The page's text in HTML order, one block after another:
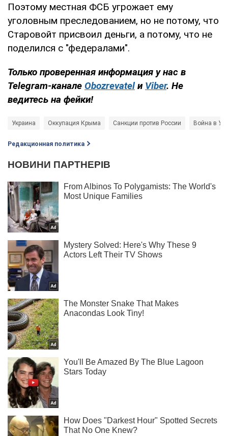
Поэтому местная ФСБ угрожает ему
уголовным преследованием, но не потому, что
Старовойт присвоил деньги, а потому, что не
поделился с "федералами".
Только проверенная информация у нас в
Telegram-канале Obozrevatel и Viber. Не
ведитесь на фейки!
Украина Оккупация Крыма Санкции против России Война в
Редакционная политика